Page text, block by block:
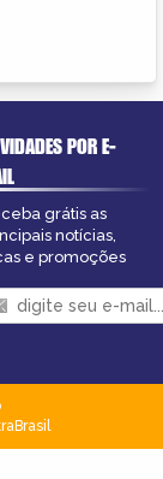
POR E-
grátis as
notícias,
e promoções